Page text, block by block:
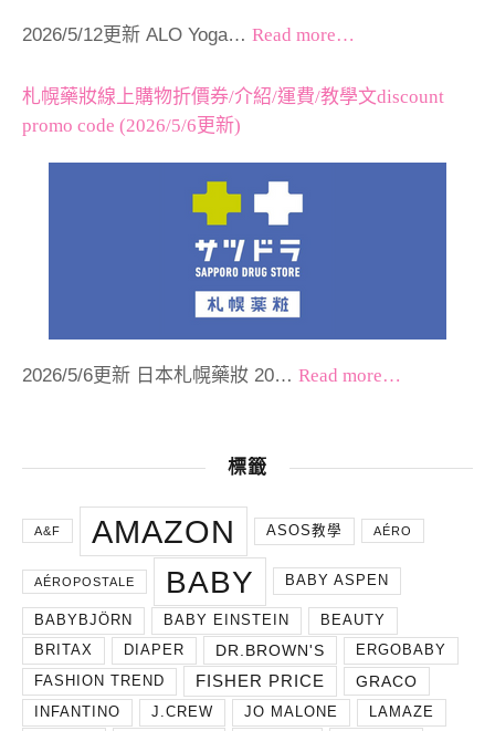
2026/5/12更新 ALO Yoga… Read more…
札幌藥妝線上購物折價券/介紹/運費/教學文discount
promo code (2026/5/6更新)
2026/5/6更新 日本札幌藥妝 20… Read more…
標籤
A&F AMAZON ASOS教學 AÉRO
AÉROPOSTALE BABY BABY ASPEN
BABYBJÖRN BABY EINSTEIN
BEAUTY
BRITAX
DIAPER DR.BROWN'S
ERGOBABY
FASHION TREND
FISHER PRICE GRACO
INFANTINO J.CREW JO MALONE LAMAZE